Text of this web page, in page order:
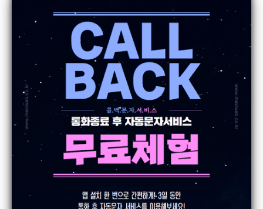
한국의맛 장수촌 고덕점
24.5.13
갈비본질 프리미엄
24.5.13
조회552